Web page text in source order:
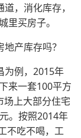
，消化库存，
里买房子。
产库存吗？
为例，2015年
来一套100平方
场上大部分住宅
。按照2014年
不吃不喝，工